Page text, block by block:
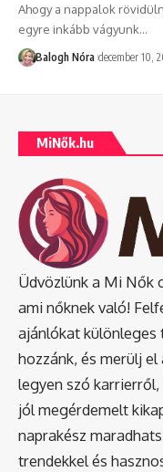
Ahogy a nappalok
egyre inkább vágyunk…
Balogh Nóra december 10,
MiNők.hu
Üdvözlünk a Mi Nők
ami nőknek való!
ajánlókat különleges
hozzánk, és merülj
legyen szó
jól megérdemelt
naprakész
trendekkel és